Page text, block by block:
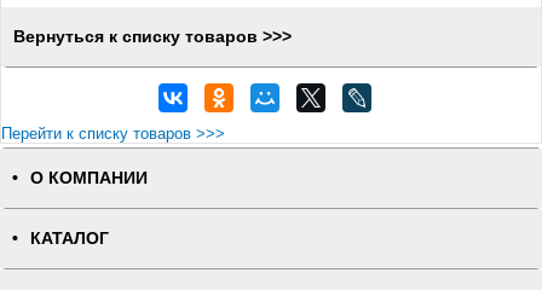
Вернуться к списку товаров >>>
Перейти к списку товаров >>>
О КОМПАНИИ
КАТАЛОГ